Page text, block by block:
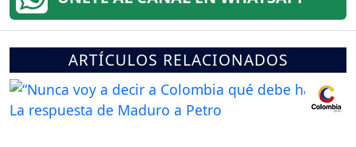
ARTÍCULOS RELACIONADOS